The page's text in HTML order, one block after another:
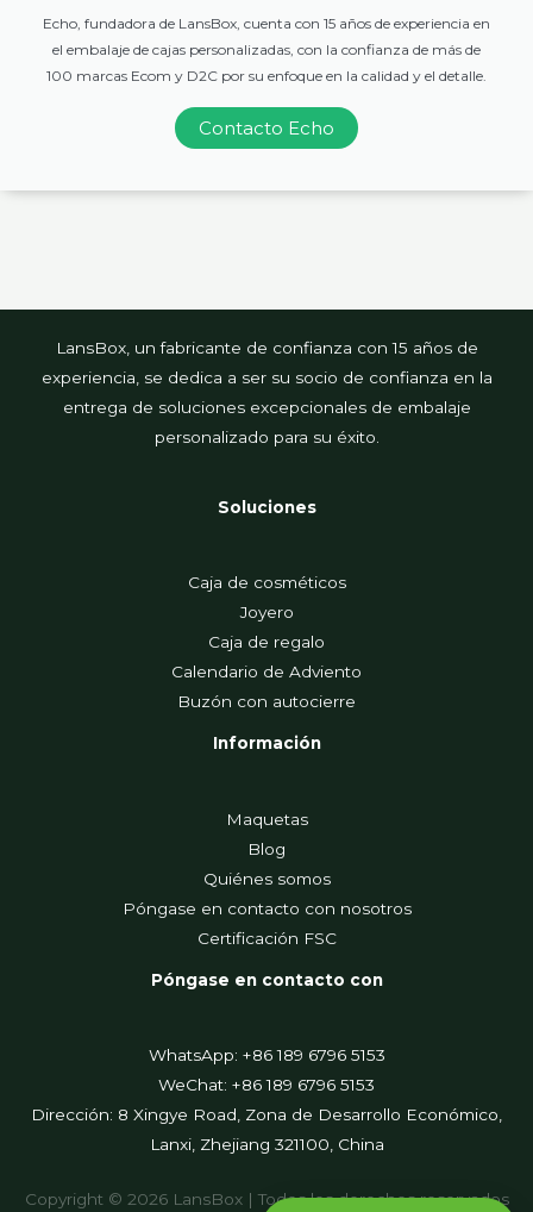
Echo, fundadora de LansBox, cuenta con 15 años de experiencia en
el embalaje de cajas personalizadas, con la confianza de más de
100 marcas Ecom y D2C por su enfoque en la calidad y el detalle.
Contacto Echo
LansBox, un fabricante de confianza con 15 años de
experiencia, se dedica a ser su socio de confianza en la
entrega de soluciones excepcionales de embalaje
personalizado para su éxito.
Soluciones
Caja de cosméticos
Joyero
Caja de regalo
Calendario de Adviento
Buzón con autocierre
Información
Maquetas
Blog
Quiénes somos
Póngase en contacto con nosotros
Certificación FSC
Póngase en contacto con
WhatsApp: +86 189 6796 5153
WeChat: +86 189 6796 5153
Dirección: 8 Xingye Road, Zona de Desarrollo Económico,
Lanxi, Zhejiang 321100, China
Copyright © 2026 LansBox | Todos los derechos reservados